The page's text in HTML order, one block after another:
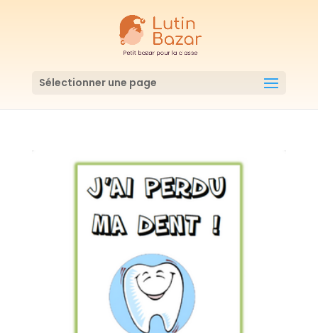
Sélectionner une page